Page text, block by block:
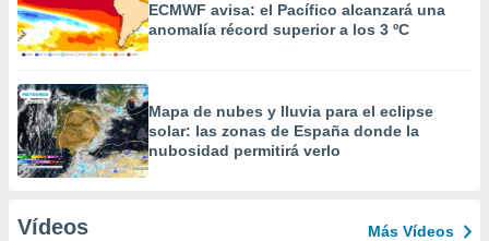
ECMWF avisa: el Pacífico alcanzará una
anomalía récord superior a los 3 ºC
Mapa de nubes y lluvia para el eclipse
solar: las zonas de España donde la
nubosidad permitirá verlo
Vídeos Más Vídeos